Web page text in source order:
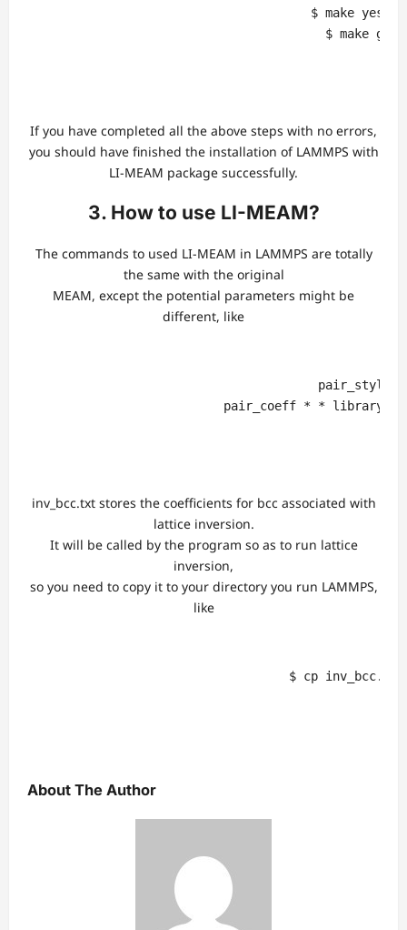
$ make yes-
                                         $ make g++
If you have completed all the above steps with no errors,
you should have finished the installation of LAMMPS with
LI-MEAM package successfully.
3. How to use LI-MEAM?
The commands to used LI-MEAM in LAMMPS are totally
the same with the original
MEAM, except the potential parameters might be
different, like
pair_style
pair_coeff * *
inv_bcc.txt stores the coefficients for bcc associated with
lattice inversion.
It will be called by the program so as to run lattice
inversion,
so you need to copy it to your directory you run LAMMPS,
like
$ cp
About The Author